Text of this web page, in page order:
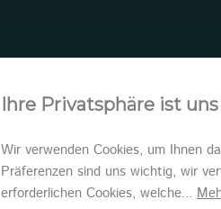
Ihre Privatsphäre ist
Wir verwenden Cookies, um Ihnen
Präferenzen sind uns wichtig, wir
erforderlichen Cookies, welche...